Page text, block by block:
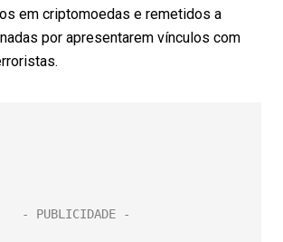
em criptomoedas e remetidos a
por apresentarem vínculos com